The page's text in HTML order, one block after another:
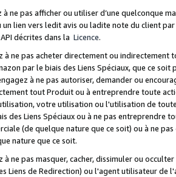
à ne pas afficher ou utiliser d’une quelconque
lien vers ledit avis ou ladite note du client
décrites dans la Licence.
à ne pas acheter directement ou
par le biais des Liens Spéciaux, que ce
à ne pas autoriser, demander ou
tout Produit ou à entreprendre toute
votre utilisation ou l'utilisation de
des Liens Spéciaux ou à ne pas entreprendre
(de quelque nature que ce soit) ou à ne
nature que ce soit.
à ne pas masquer, cacher, dissimuler ou
Liens de Redirection) ou l'agent utilisateur